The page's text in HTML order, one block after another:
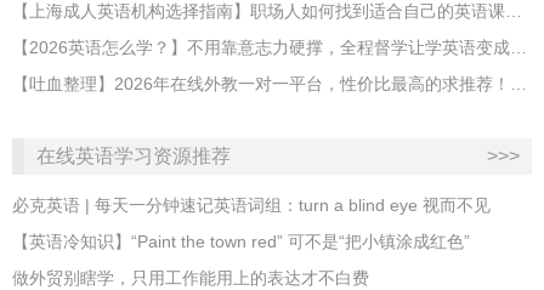
【上海成人英语机构选择指南】职场人如何找到适合自己的英语课程？
【2026英语怎么学？】不用靠意志力硬撑，全程督学让学英语变成日常习惯
【吐血整理】2026年在线外教一对一平台，性价比最高的求推荐！哪家效果好？
在线英语学习资源推荐 >>>
必克英语 | 每天一分钟速记英语词组：turn a blind eye 视而不见
​【英语冷知识】“Paint the town red” 可不是“把小镇涂成红色”
做外贸别瞎学，只用工作能用上的表达才不白费